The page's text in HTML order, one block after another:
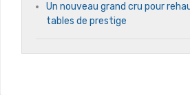
Un nouveau grand cru pour
tables de prestige